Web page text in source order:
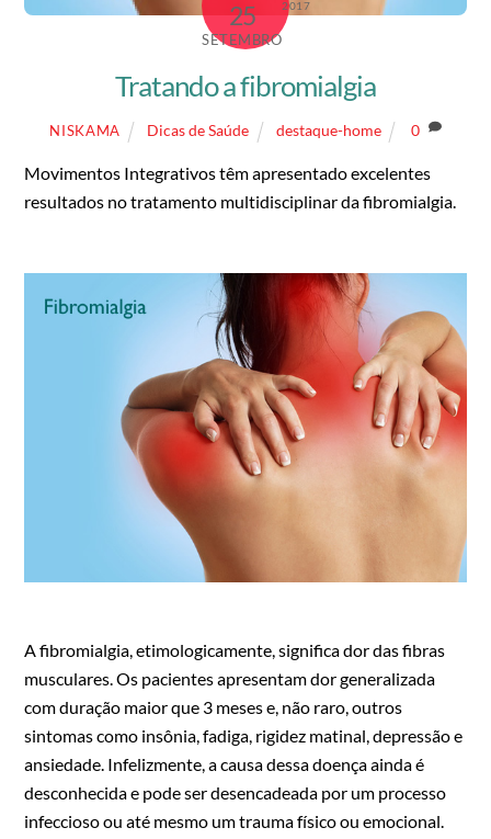
25
SETEMBRO
2017
Tratando a fibromialgia
NISKAMA Dicas de Saúde destaque-home 0
Movimentos Integrativos têm apresentado excelentes
resultados no tratamento multidisciplinar da fibromialgia.
A fibromialgia, etimologicamente, significa dor das fibras
musculares. Os pacientes apresentam dor generalizada
com duração maior que 3 meses e, não raro, outros
sintomas como insônia, fadiga, rigidez matinal, depressão e
ansiedade. Infelizmente, a causa dessa doença ainda é
desconhecida e pode ser desencadeada por um processo
infeccioso ou até mesmo um trauma físico ou emocional.